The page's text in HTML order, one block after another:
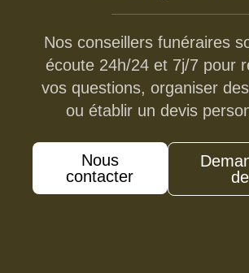
Nos conseillers funéraires
écoute 24h/24 et 7j/7 pour
vos questions, organiser
ou établir un devis
Nous
contacter